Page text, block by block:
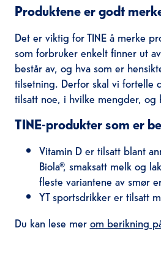
Produktene er godt
Det er viktig for TINE å merke
som forbruker enkelt finner ut
består av, og hva som er
tilsetning. Derfor skal vi fortelle
tilsatt noe, i hvilke mengder, og
TINE-produkter som er
Vitamin D er tilsatt blant
Biola®, smaksatt melk og
fleste variantene av smør
YT sportsdrikker er tilsatt
Du kan lese mer om berikning